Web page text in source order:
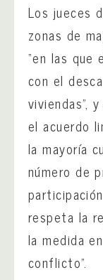
Los jueces
zonas de
“en las
con el
viviendas”,
el acuerdo
la mayoría
número de
respeta la
la medida
conflicto”.